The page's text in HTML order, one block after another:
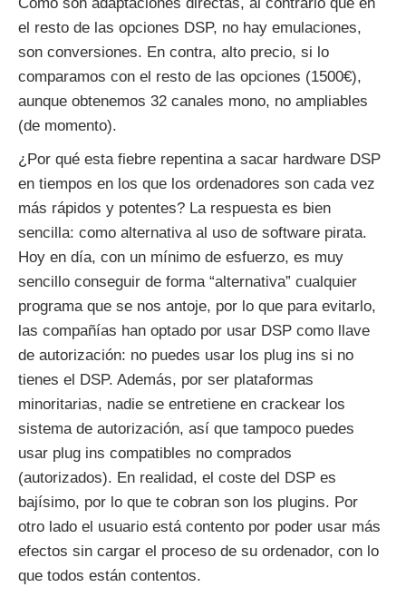
el resto de las opciones DSP, no hay emulaciones,
son conversiones. En contra, alto precio, si lo
comparamos con el resto de las opciones (1500€),
aunque obtenemos 32 canales mono, no ampliables
(de momento).
¿Por qué esta fiebre repentina a sacar hardware DSP
en tiempos en los que los ordenadores son cada vez
más rápidos y potentes? La respuesta es bien
sencilla: como alternativa al uso de software pirata.
Hoy en día, con un mínimo de esfuerzo, es muy
sencillo conseguir de forma “alternativa” cualquier
programa que se nos antoje, por lo que para evitarlo,
las compañías han optado por usar DSP como llave
de autorización: no puedes usar los plug ins si no
tienes el DSP. Además, por ser plataformas
minoritarias, nadie se entretiene en crackear los
sistema de autorización, así que tampoco puedes
usar plug ins compatibles no comprados
(autorizados). En realidad, el coste del DSP es
bajísimo, por lo que te cobran son los plugins. Por
otro lado el usuario está contento por poder usar más
efectos sin cargar el proceso de su ordenador, con lo
que todos están contentos.